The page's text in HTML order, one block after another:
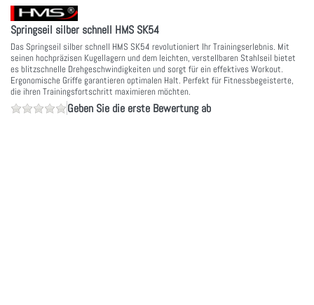
Springseil silber schnell HMS SK54
Das Springseil silber schnell HMS SK54 revolutioniert Ihr Trainingserlebnis. Mit
seinen hochpräzisen Kugellagern und dem leichten, verstellbaren Stahlseil bietet
es blitzschnelle Drehgeschwindigkeiten und sorgt für ein effektives Workout.
Ergonomische Griffe garantieren optimalen Halt. Perfekt für Fitnessbegeisterte,
die ihren Trainingsfortschritt maximieren möchten.
Geben Sie die erste Bewertung ab